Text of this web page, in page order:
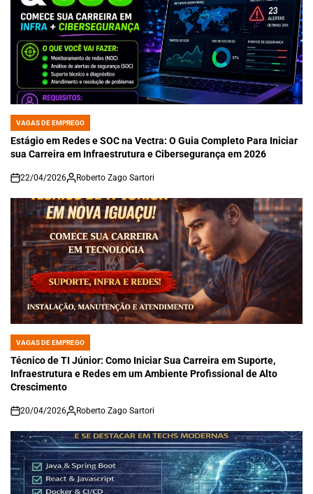
POSTED
IN
VAGAS DE EMPREGO
Estágio em Redes e SOC na Vectra: O Guia Completo Para Iniciar
sua Carreira em Infraestrutura e Cibersegurança em 2026
on
22/04/2026 Roberto Zago Sartori
POSTED
IN
VAGAS DE EMPREGO
Técnico de TI Júnior: Como Iniciar Sua Carreira em Suporte,
Infraestrutura e Redes em um Ambiente Profissional de Alto
Crescimento
on
20/04/2026 Roberto Zago Sartori